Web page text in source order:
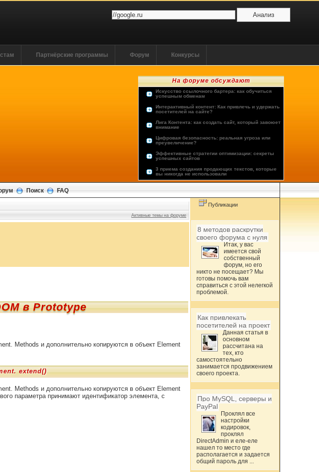
Партнёрские программы Форум Конкурсы
На форуме обсуждают
Искусство ссылочного бартера: как обучиться
успешным обменам
Интерактивный контент: Как привлечь и удержать
посетителей на сайте?
Лига Контента: как создать сайт, который завоюет
внимание
Цифровая безопасность: реальная угроза или
преувеличение?
Эффективные стратегии оптимизации: секреты
успешных сайтов
3 приема создания продающих текстов, которые
вы никогда не использовали
Опыт пользователей: лучшие хостинг-провайдеры
Поиск FAQ
Активные темы на форуме
в Prototype
Methods и дополнительно копируются в объект Element
extend()
Methods и дополнительно копируются в объект Element
параметра принимают идентификатор элемента, с
Публикации
8 методов раскрутки
своего форума с нуля
Итак, у вас
имеется свой
собственный
форум, но его
никто не посещает? Мы
готовы помочь вам
справиться с этой нелегкой
проблемой.
Как привлекать
посетителей на проект
Данная статья в
основном
рассчитана на
тех, кто
самостоятельно
занимается продвижением
своего проекта.
Про MySQL, серверы и
PayPal
Проклял все
настройки
кодировок,
проклял
DirectAdmin и еле-еле
нашел то место где
располагается и задается
общий пароль для ...